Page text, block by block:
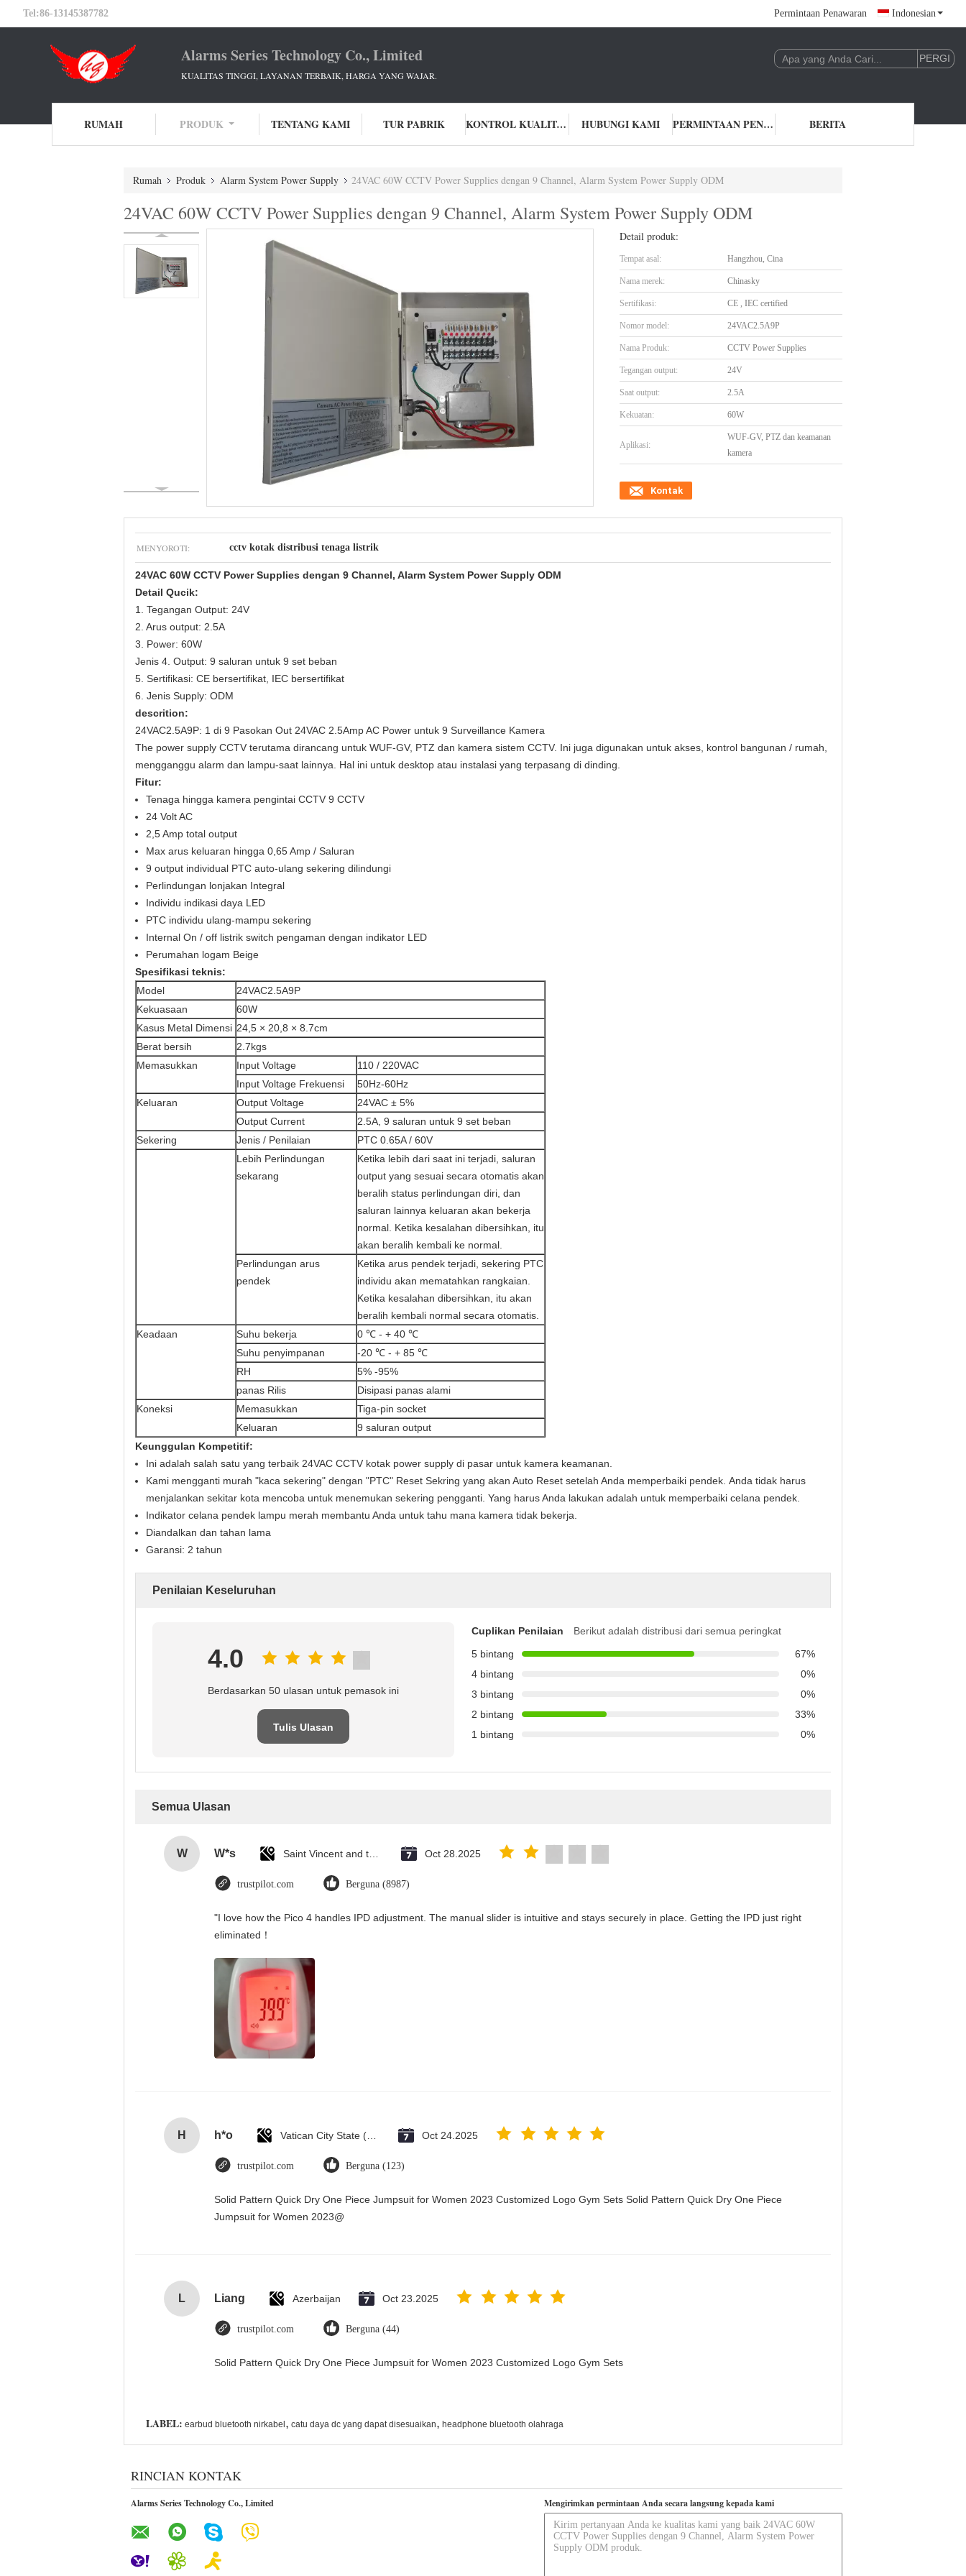
Tel:86-13145387782 Permintaan Penawaran Indonesian
Alarms Series Technology Co., Limited
KUALITAS TINGGI, LAYANAN TERBAIK, HARGA YANG WAJAR.
RUMAH PRODUK TENTANG KAMI TUR PABRIK KONTROL KUALITAS HUBUNGI KAMI PERMINTAAN PENAWARAN BERITA
Rumah Produk Alarm System Power Supply 24VAC 60W CCTV Power Supplies dengan 9 Channel, Alarm System Power Supply ODM
24VAC 60W CCTV Power Supplies dengan 9 Channel, Alarm System Power Supply ODM
Detail produk:
Tempat asal: Hangzhou, Cina
Nama merek: Chinasky
Sertifikasi: CE , IEC certified
Nomor model: 24VAC2.5A9P
Nama Produk: CCTV Power Supplies
Tegangan output: 24V
Saat output: 2.5A
Kekuatan: 60W
Aplikasi:
WUF-GV, PTZ dan keamanan
kamera
Kontak
MENYOROTI: cctv kotak distribusi tenaga listrik
24VAC 60W CCTV Power Supplies dengan 9 Channel, Alarm System Power Supply ODM
Detail Qucik:
1. Tegangan Output: 24V
2. Arus output: 2.5A
3. Power: 60W
Jenis 4. Output: 9 saluran untuk 9 set beban
5. Sertifikasi: CE bersertifikat, IEC bersertifikat
6. Jenis Supply: ODM
descrition:
24VAC2.5A9P: 1 di 9 Pasokan Out 24VAC 2.5Amp AC Power untuk 9 Surveillance Kamera
The power supply CCTV terutama dirancang untuk WUF-GV, PTZ dan kamera sistem CCTV. Ini juga digunakan untuk akses, kontrol bangunan / rumah,
mengganggu alarm dan lampu-saat lainnya.
Hal ini untuk desktop atau instalasi yang terpasang di dinding.
Fitur:
Tenaga hingga kamera pengintai CCTV 9 CCTV
24 Volt AC
2,5 Amp total output
Max arus keluaran hingga 0,65 Amp / Saluran
9 output individual PTC auto-ulang sekering dilindungi
Perlindungan lonjakan Integral
Individu indikasi daya LED
PTC individu ulang-mampu sekering
Internal On / off listrik switch pengaman dengan indikator LED
Perumahan logam Beige
Spesifikasi teknis:
Model
24VAC2.5A9P
Kekuasaan
60W
Kasus Metal Dimensi 24,5 × 20,8 × 8.7cm
Berat bersih
2.7kgs
Memasukkan
Input Voltage
110 / 220VAC
Input Voltage Frekuensi
50Hz-60Hz
Keluaran
Output Voltage
24VAC ± 5%
Output Current
2.5A, 9 saluran untuk 9 set beban
Sekering
Jenis / Penilaian
PTC 0.65A / 60V
Lebih Perlindungan
sekarang
Ketika lebih dari saat ini terjadi, saluran
output yang sesuai secara otomatis akan
beralih status perlindungan diri, dan
saluran lainnya keluaran akan bekerja
normal. Ketika kesalahan dibersihkan, itu
akan beralih kembali ke normal.
Perlindungan arus
pendek
Ketika arus pendek terjadi, sekering PTC
individu akan mematahkan rangkaian.
Ketika kesalahan dibersihkan, itu akan
beralih kembali normal secara otomatis.
Keadaan
Suhu bekerja
0 ℃ - + 40 ℃
Suhu penyimpanan
-20 ℃ - + 85 ℃
RH
5% -95%
panas Rilis
Disipasi panas alami
Koneksi
Memasukkan
Tiga-pin socket
Keluaran
9 saluran output
Keunggulan Kompetitif:
Ini adalah salah satu yang terbaik 24VAC CCTV kotak power supply di pasar untuk kamera keamanan.
Kami mengganti murah "kaca sekering" dengan "PTC" Reset Sekring yang akan Auto Reset setelah Anda memperbaiki pendek. Anda tidak harus
menjalankan sekitar kota mencoba untuk menemukan sekering pengganti. Yang harus Anda lakukan adalah untuk memperbaiki celana pendek.
Indikator celana pendek lampu merah membantu Anda untuk tahu mana kamera tidak bekerja.
Diandalkan dan tahan lama
Garansi: 2 tahun
Penilaian Keseluruhan
4.0
Berdasarkan 50 ulasan untuk pemasok ini
Tulis Ulasan
Cuplikan Penilaian
Berikut adalah distribusi dari semua peringkat
5 bintang
67%
4 bintang
0%
3 bintang
0%
2 bintang
33%
1 bintang
0%
Semua Ulasan
W W*s Oct 28.2025
trustpilot.com Berguna (8987)
"I love how the Pico 4 handles IPD adjustment. The manual slider is intuitive and stays securely in place. Getting the IPD just right
eliminated！
H h*o Oct 24.2025
trustpilot.com Berguna (123)
Solid Pattern Quick Dry One Piece Jumpsuit for Women 2023 Customized Logo Gym Sets Solid Pattern Quick Dry One Piece
Jumpsuit for Women 2023@
L Liang Azerbaijan Oct 23.2025
trustpilot.com Berguna (44)
Solid Pattern Quick Dry One Piece Jumpsuit for Women 2023 Customized Logo Gym Sets
LABEL: earbud bluetooth nirkabel , catu daya dc yang dapat disesuaikan, headphone bluetooth olahraga
RINCIAN KONTAK
Alarms Series Technology Co., Limited Mengirimkan permintaan Anda secara langsung kepada kami